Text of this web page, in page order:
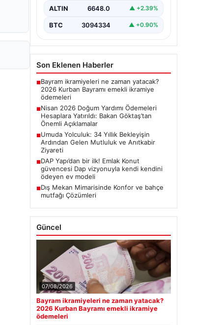
ALTIN 6648.0 ▲ +2.39%
BTC 3094334 ▲ +0.90%
Son Eklenen Haberler
■Bayram ikramiyeleri ne zaman yatacak?
2026 Kurban Bayramı emekli ikramiye
ödemeleri
■Nisan 2026 Doğum Yardımı Ödemeleri
Hesaplara Yatırıldı: Bakan Göktaş’tan
Önemli Açıklamalar
■Umuda Yolculuk: 34 Yıllık Bekleyişin
Ardından Gelen Mutluluk ve Anıtkabir
Ziyareti
■DAP Yapı’dan bir ilk! Emlak Konut
güvencesi Dap vizyonuyla kendi kendini
ödeyen ev modeli
■Dış Mekan Mimarisinde Konfor ve bahçe
mutfağı Çözümleri
Güncel
07/08/2026
Bayram ikramiyeleri ne zaman yatacak?
2026 Kurban Bayramı emekli ikramiye
ödemeleri